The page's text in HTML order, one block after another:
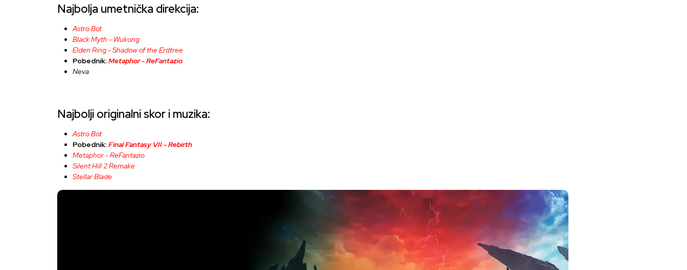
Najbolja umetnička direkcija:
Astro Bot
Black Myth - Wukong
Elden Ring - Shadow of the Erdtree
Pobednik:Metaphor - ReFantazio
Neva
Najbolji originalni skor i muzika:
Astro Bot
Pobednik:Final Fantasy VII - Rebirth
Metaphor - ReFantazio
Silent Hill 2 Remake
Stellar Blade